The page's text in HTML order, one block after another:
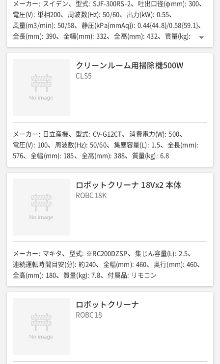
メーカー : スイデン 型式: SJF-300RS-2 吐出口径(φmm): 300
電圧(V): 単相200 周波数(Hz): 50/60 出力(kW): 0.55
風量(m3/min): 50/58 静圧(kPa{mmAq}): 0.44{44.8}/0.58{59.1}
全長(mm): 390 全幅(mm): 332 全高(mm): 432 質量(kg):
12.8
電源コード(m): 5
クリーンルーム用掃除機500W
CLS5
メーカー : 日立産機 型式: CV-G12CT 消費電力(W): 500
電圧(V): 100 周波数(Hz): 50/60 集塵容量(L): 1.5 全長(mm):
576
全幅(mm): 185 全高(mm): 388 質量(kg): 6.8
ロボットクリーナ 18Vx2 本体
ROBC18K
メーカー : マキタ 型式: ※RC200DZSP 集じん容量(L): 2.5
連続運転時間目安(分): 約240 全幅(mm): 460 奥行(mm): 460
全高(mm): 180 質量(kg): 7.8 付属品: リモコン
ロボットクリーナ
ROBC18